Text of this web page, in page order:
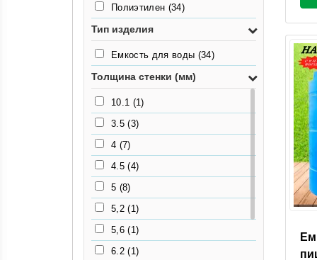
390см(1)
77см(2)
78см
Полиэтилен (34)
Тип изделия
Емкость для воды (34)
Толщина стенки (мм)
10.1 (1)
3.5(3)
4 (7)
4.5(4)
5 (8)
5,2(1)
5,6(1)
6.2(1)